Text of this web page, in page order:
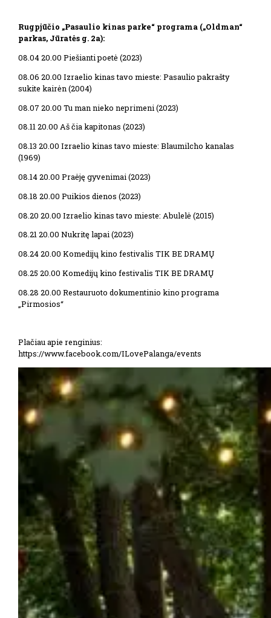
Rugpjūčio „Pasaulio kinas parke“ programa („Oldman“
parkas, Jūratės g. 2a):
08.04 20.00 Piešianti poetė (2023)
08.06 20.00 Izraelio kinas tavo mieste: Pasaulio pakrašty
sukite kairėn (2004)
08.07 20.00 Tu man nieko neprimeni (2023)
08.11 20.00 Aš čia kapitonas (2023)
08.13 20.00 Izraelio kinas tavo mieste: Blaumilcho kanalas
(1969)
08.14 20.00 Praėję gyvenimai (2023)
08.18 20.00 Puikios dienos (2023)
08.20 20.00 Izraelio kinas tavo mieste: Abulelė (2015)
08.21 20.00 Nukritę lapai (2023)
08.24 20.00 Komedijų kino festivalis TIK BE DRAMŲ
08.25 20.00 Komedijų kino festivalis TIK BE DRAMŲ
08.28 20.00 Restauruoto dokumentinio kino programa
„Pirmosios“
Plačiau apie renginius:
https://www.facebook.com/ILovePalanga/events